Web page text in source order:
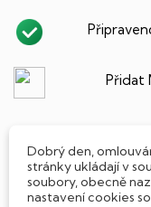
Přidat
POPIS
Dobrý den,
stránky ukládají v
soubory, obecně
nastavení cookies